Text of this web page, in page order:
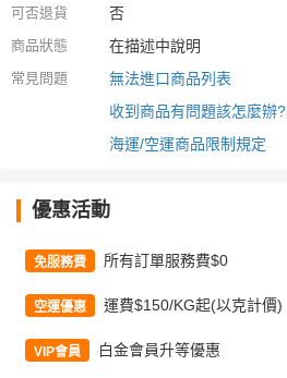
可否退貨 否
商品狀態 在描述中說明
常見問題
無法進口商品列表
收到商品有問題該怎麼辦?
海運/空運商品限制規定
優惠活動
免服務費 所有訂單服務費$0
空運優惠 運費$150/KG起(以克計價)
VIP會員 白金會員升等優惠